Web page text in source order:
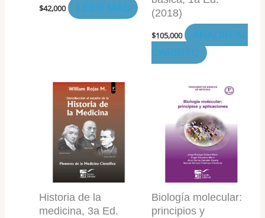
$42,000 LEER MÁS
(2018)
$105,000
AÑADIR AL
CARRITO
Historia de la
medicina, 3a Ed.
Biología molecular:
principios y